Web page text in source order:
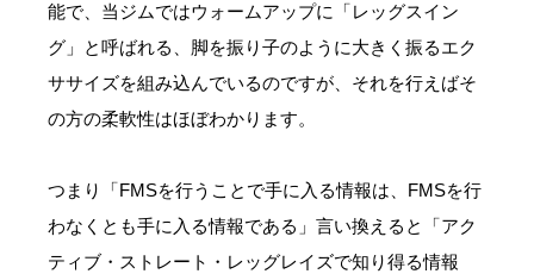
能で、当ジムではウォームアップに「レッグスイン
グ」と呼ばれる、脚を振り子のように大きく振るエク
ササイズを組み込んでいるのですが、それを行えばそ
の方の柔軟性はほぼわかります。
つまり「FMSを行うことで手に入る情報は、FMSを行
わなくとも手に入る情報である」言い換えると「アク
ティブ・ストレート・レッグレイズで知り得る情報